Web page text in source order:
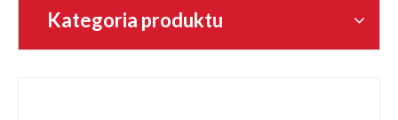
Kategoria produktu